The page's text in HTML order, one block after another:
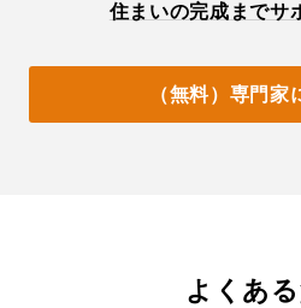
住まいの完成までサ
（無料）専門家
よくあ